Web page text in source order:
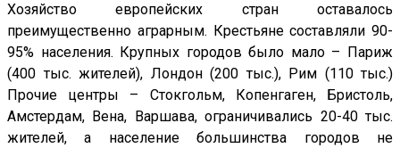
Хозяйство европейских стран оставалось
преимущественно аграрным. Крестьяне составляли 90-
95% населения. Крупных городов было мало – Париж
(400 тыс. жителей), Лондон (200 тыс.), Рим (110 тыс.)
Прочие центры – Стокгольм, Копенгаген, Бристоль,
Амстердам, Вена, Варшава, ограничивались 20-40 тыс.
жителей, а население большинства городов не